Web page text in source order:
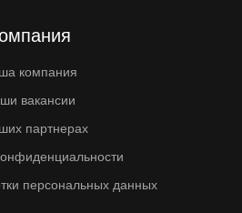
компания
вакансии
партнерах
персональных данных